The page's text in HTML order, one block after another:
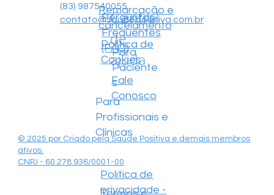
(83) 987540055
contato@saudepositiva.com.br
© 2025 por Criado pela Saúde Positiva e demais membros
ativos.
CNPJ - 60.278.936/0001-00
Central
de
ajuda
Para
Paciente
s
Para
Profissionais e
Clínicas
Perguntas
Frequentes
(FAQ)
Remarcação e
cancelamento
Política de
Cookies
Politica de
privacidade -
Fale
Conosco